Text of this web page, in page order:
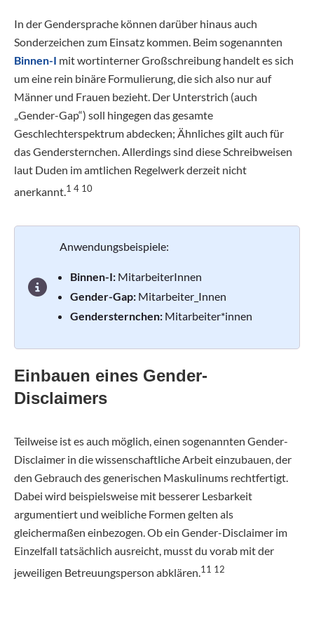
In der Gendersprache können darüber hinaus auch
Sonderzeichen zum Einsatz kommen. Beim sogenannten
Binnen-I mit wortinterner Großschreibung handelt es sich
um eine rein binäre Formulierung, die sich also nur auf
Männer und Frauen bezieht. Der Unterstrich (auch
„Gender-Gap“) soll hingegen das gesamte
Geschlechterspektrum abdecken; Ähnliches gilt auch für
das Gendersternchen. Allerdings sind diese Schreibweisen
laut Duden im amtlichen Regelwerk derzeit nicht
anerkannt.1 4 10
Anwendungsbeispiele:
Binnen-I: MitarbeiterInnen
Gender-Gap: Mitarbeiter_Innen
Gendersternchen: Mitarbeiter*innen
Einbauen eines Gender-
Disclaimers
Teilweise ist es auch möglich, einen sogenannten Gender-
Disclaimer in die wissenschaftliche Arbeit einzubauen, der
den Gebrauch des generischen Maskulinums rechtfertigt.
Dabei wird beispielsweise mit besserer Lesbarkeit
argumentiert und weibliche Formen gelten als
gleichermaßen einbezogen. Ob ein Gender-Disclaimer im
Einzelfall tatsächlich ausreicht, musst du vorab mit der
jeweiligen Betreuungsperson abklären.11 12